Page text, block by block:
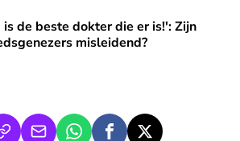
is de beste dokter die er is!': Zijn
misleidend?
die er is!': Zijn gebedsgenezers